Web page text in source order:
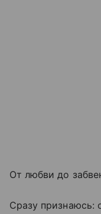
От любви до
Сразу признаюсь: